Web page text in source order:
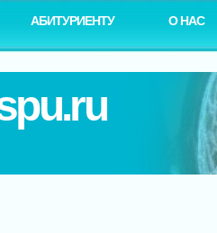
АБИТУРИЕНТУ О НАС